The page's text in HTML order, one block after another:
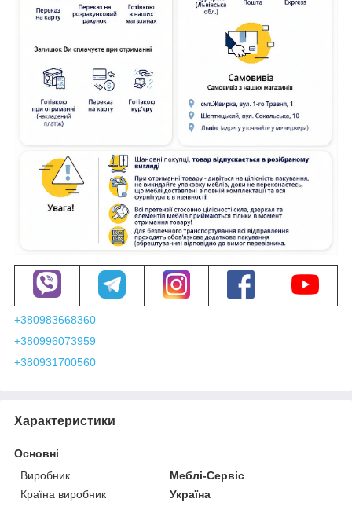
+380983668360
+380996073959
+380931700560
Характеристики
Основні
Виробник
Меблі-Сервіс
Країна виробник
Україна